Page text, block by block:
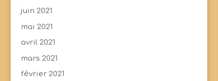
juin 2021
mai 2021
avril 2021
mars 2021
février 2021